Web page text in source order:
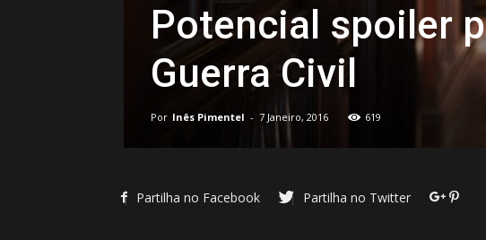
Potencial spoiler
Guerra Civil
Por Inês Pimentel - 7 Janeiro, 2016 619
Partilha no Facebook Partilha no Twitter